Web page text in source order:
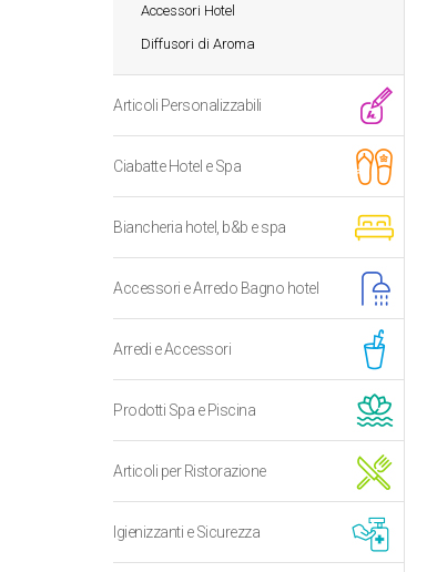
Accessori Hotel
Diffusori di Aroma
Articoli Personalizzabili
Ciabatte Hotel e Spa
Biancheria hotel, b&b e spa
Accessori e Arredo Bagno hotel
Arredi e Accessori
Prodotti Spa e Piscina
Articoli per Ristorazione
Igienizzanti e Sicurezza